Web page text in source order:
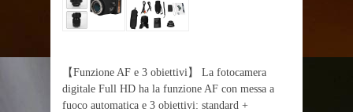
【Funzione AF e 3 obiettivi】 La fotocamera
digitale Full HD ha la funzione AF con messa a
fuoco automatica e 3 obiettivi: standard +